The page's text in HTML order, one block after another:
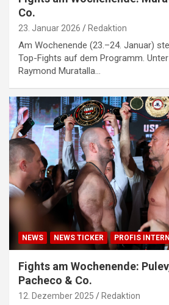
Co.
23. Januar 2026 Redaktion
Am Wochenende (23.–24. Januar)
Top-Fights auf dem Programm.
Raymond Muratalla…
NEWS NEWS TICKER PROFIS
Fights am Wochenende:
Pacheco & Co.
12. Dezember 2025 Redaktion